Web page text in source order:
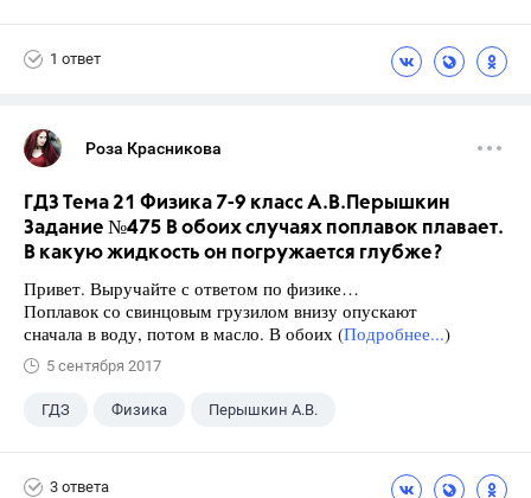
1 ответ
Роза Красникова
ГДЗ Тема 21 Физика 7-9 класс А.В.Перышкин
Задание №475 В обоих случаях поплавок плавает.
В какую жидкость он погружается глубже?
Привет. Выручайте с ответом по физике…
Поплавок со свинцовым грузилом внизу опускают
сначала в воду, потом в масло. В обоих (Подробнее...)
5 сентября 2017
ГДЗ Физика Перышкин А.В.
3 ответа